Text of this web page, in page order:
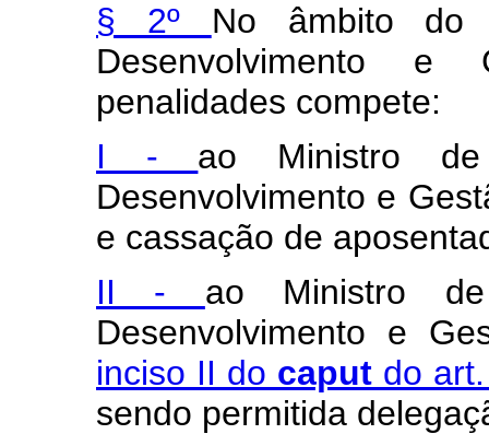
§ 2º No âmbito do
Desenvolvimento
penalidades compete:
I - ao Ministro de
Desenvolvimento e
e cassação de
II - ao Ministro
Desenvolvimento e
inciso II do caput do
sendo permitida